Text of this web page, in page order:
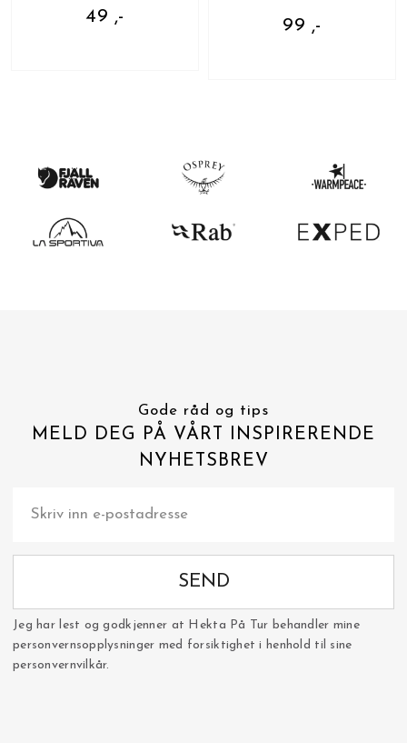
49 ,- 99 ,-
Gode råd og tips
MELD DEG PÅ VÅRT INSPIRERENDE
NYHETSBREV
SEND
Jeg har lest og godkjenner at Hekta På Tur behandler mine
personvernsopplysninger med forsiktighet i henhold til sine
personvernvilkår.